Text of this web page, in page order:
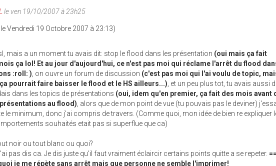
le ven 19/10/2007 à 23h25
Vendredi 19 Octobre 2007 à 23:13)
mais a un moment tu avais dit: stop le flood dans les présentation (oui mais ça fait
ça lol! Et au jour d'aujourd'hui, ce n'est pas moi qui réclame l'arrêt du flood
:roll: ) , on ouvre un forum de discussion (c'est pas moi qui l'ai voulu de topic,
pourrait faire baisser le flood et le HS ailleurs...) , et un peu plus tot, tu avais aussi
dans les topics de présentations (oui, idem qu'en premier, ça fait des mois avant
au flood) , alors que de mon point de vue (tu pouvais pas le deviner)
le minimum, donc j'ai compris de travers. (Comme quoi, mon idée de bien re expliquer
souhaités etait pas si superflue que ca)
noir ou tout blanc ou quoi?
pas dis ca. Je dis juste qu'il faut vraiment éclaircir certains points quitte a se repeter.
je me répète sans arrêt mais que personne ne semble l'imprimer!